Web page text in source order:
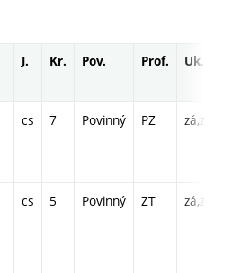
J. Kr. Pov. Prof. Uk.
cs 7 Povinný PZ zá,zk
cs 5 Povinný ZT zá,zk